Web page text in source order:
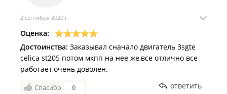
2 сентября 2020 г.
Оценка:
Достоинства: Заказывал сначало двигатель 3sgte
celica st205 потом мкпп на нее же,все отлично все
работает,очень доволен.
Спасибо 0 ответить